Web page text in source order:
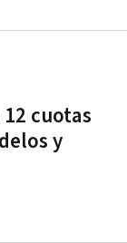
cuotas
y